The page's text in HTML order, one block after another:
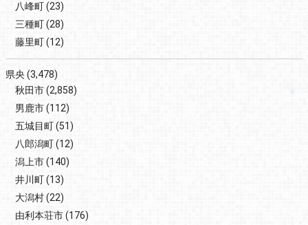
八峰町(23)
三種町(28)
藤里町(12)
県央 (3,478)
秋田市(2,858)
男鹿市(112)
五城目町(51)
八郎潟町(12)
潟上市(140)
井川町(13)
大潟村(22)
由利本荘市(176)